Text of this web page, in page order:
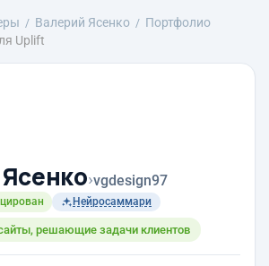
Валерий Ясенко
Портфолио
Uplift
›vgdesign97
Нейросаммари
решающие задачи клиентов